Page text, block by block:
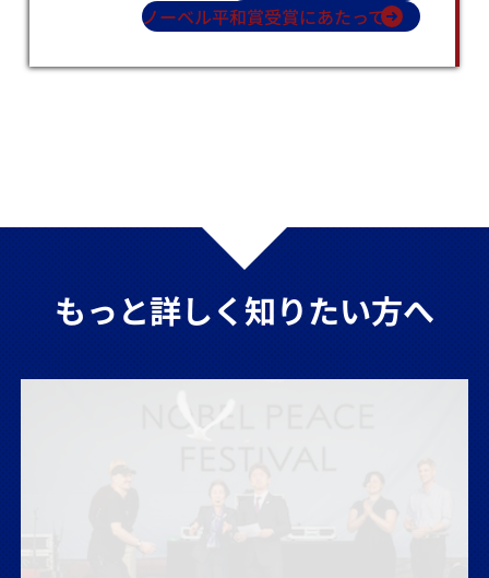
ノーベル平和賞受賞にあたって
もっと詳しく知りたい方へ